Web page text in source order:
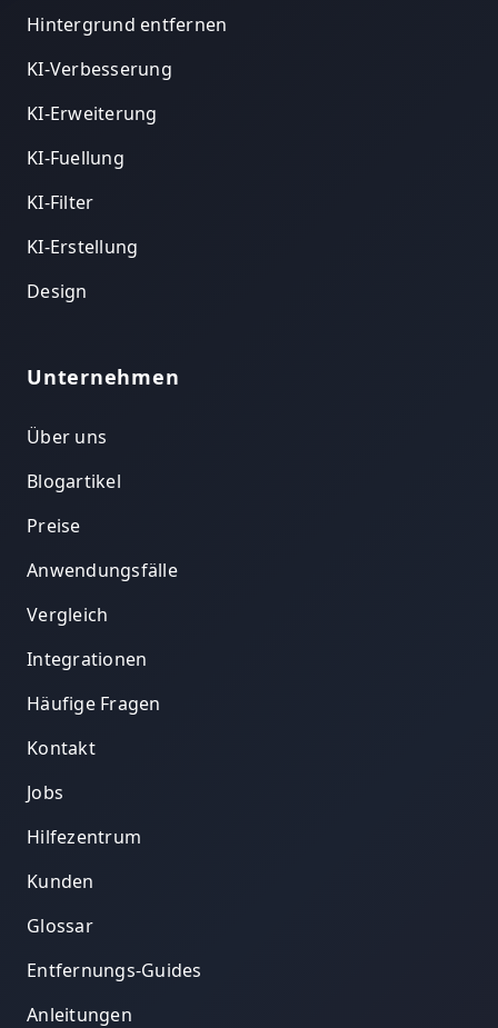
Hintergrund entfernen
KI-Verbesserung
KI-Erweiterung
KI-Fuellung
KI-Filter
KI-Erstellung
Design
Unternehmen
Über uns
Blogartikel
Preise
Anwendungsfälle
Vergleich
Integrationen
Häufige Fragen
Kontakt
Jobs
Hilfezentrum
Kunden
Glossar
Entfernungs-Guides
Anleitungen